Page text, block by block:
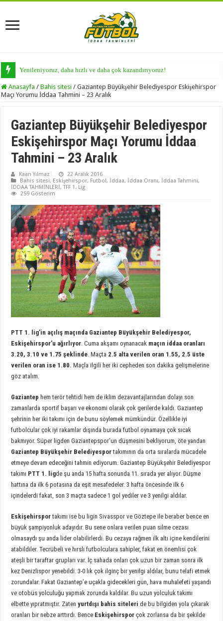
Yenileniyoruz, daha hızlı ve daha çok kazandırıyoruz!
Anasayfa / Bahis sitesi / Gaziantep Büyükşehir Belediyespor Eskişehirspor
Maçı Yorumu İddaa Tahmini – 23 Aralık
Gaziantep Büyükşehir Belediyespor
Eskişehirspor Maçı Yorumu İddaa
Tahmini – 23 Aralık
Kaan Yılmaz
22 Aralık 2016
Bahis sitesi, Eskişehirspor, Futbol,İddaa,İddaa Oranı,İddaa Tahmini,
İDDAA TAHMİNLERİ,TFF 1. Lig
259 Gösterim
PTT 1. lig’in açılış maçında Gaziantep Büyükşehir Belediyespor,
Eskişehirspor’u ağırlıyor . Cuma akşamı oynanacak maçın iddaa oranları
3.20, 3.10 ve 1.75 şeklinde . Maçta 2.5 alta verilen oran 1.55, 2.5 üste
verilen oran ise 1.80. Maçla ilgili her iki cepheden son dakika gelişmelerine
göz atalım.
Gaziantep hem terör tehtidi hem de iklim dezavantajlarından dolayı son
zamanlarda sportif başarı ve ekonomi olarak çok gerilerde kaldı. Gaziantep
şehrinin her iki takımı için de bunu söylemek mümkündür. Özellikle iyi
futbolcular çok iyi rakamlar dışında burada futbol oynamaya çok sıcak
bakmıyor. Süper ligden Gaziantepspor’un düşmesini bekliyorum, öte yandan
Gaziantep Büyükşehir Belediyesportakımının da orta sıralarda mücadele
etmeye devam edeceğini tahmin ediyorum. Gaziantep Büyükşehir Belediyespor
takımı PTT 1. ligde şu anda 15 hafta sonunda 11. sırada yer alıyor. Düşme
hattına da ilk 6 potasına da eşit mesafedeler. 3 hafta öncesinde ilk 6
içindelerdi fakat, son 3 maçta sadece 1 gol yediler ve 3 yenilgi aldılar.
Eskişehirsportakımı ise bu ligin Sivasspor ve Göztepe ile beraber bence en
büyük şampiyonluk adayıdır. Bu sene onlara verilen puan silme cezası
olmasaydı şu anda lider olabilirlerdi. Bu cezaya rağmen ilk altı içine kendilerini
atabildiler. Tecrübeli ve hırslı futbolculara sahipler, fakat en önemlisi çok
ateşli bir taraftar grupları var. İç sahada onları çok uzun bir zaman sonra ilk
kez Denizlispor yenebildi. 3-0 lık çok ilginç bir yenilgi aldılar, bunu telafi etmek
zorundalar. Fakat Gaziantep’e uçakla gidecekleri gün, hava muhalefeti yaşandı
ve otobüs yolculuğu yapmak zorunda kaldılar. Bu uzun yolculuk takımı
elbette yıpratmıştır. Zatenyurtdışı bahis siteleri de bu bilgiden yola çıkarak
oranları bir nebze arttırdı. Bence Eskişehirspor çok zorlansa da bir şekilde